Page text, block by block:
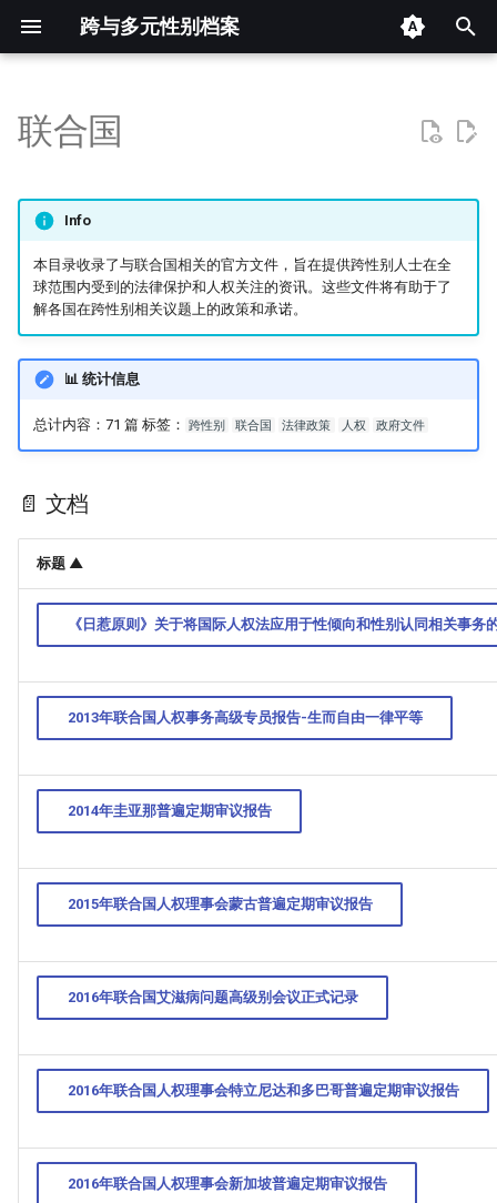
跨与多元性别档案
入
以📄 文档
📊 词云图
联合国
Info
本目录收录了与联合国相关的官方文件，旨在提供跨性别人士在全
球范围内受到的法律保护和人权关注的资讯。这些文件将有助于了
解各国在跨性别相关议题上的政策和承诺。
📊 统计信息
总计内容：71 篇 标签： 跨性别 联合国 法律政策 人权 政府文件
📄 文档
标题 ▲
《日惹原则》关于将国际人权法应用于性倾向和性别认同相关事务
2013年联合国人权事务高级专员报告-生而自由一律平等
2014年圭亚那普遍定期审议报告
2015年联合国人权理事会蒙古普遍定期审议报告
2016年联合国艾滋病问题高级别会议正式记录
2016年联合国人权理事会特立尼达和多巴哥普遍定期审议报告
2016年联合国人权理事会新加坡普遍定期审议报告